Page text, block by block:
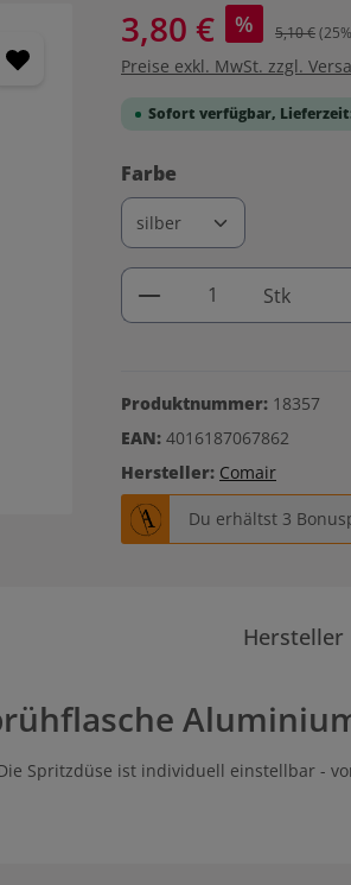
3,80 € % 5,10 €
Preise exkl. MwSt. zzgl.
Sofort verfügbar, Lieferzeit:
Farbe
Produkt Anzahl:
Stk
Produktnummer: 18357
EAN: 4016187067862
Hersteller: Comair
Du erhältst 3
Hersteller
Spritzdüse ist individuell einstellbar -